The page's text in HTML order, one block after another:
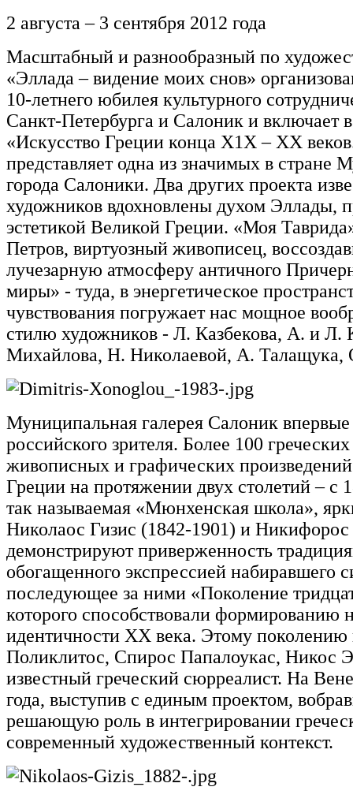
2 августа – 3 сентября 2012 года
Масштабный и разнообразный по
«Эллада – видение моих снов»
10-летнего юбилея культурного
Санкт-Петербурга и Салоник и включает
«Искусство Греции конца Х1Х – ХХ
представляет одна из значимых в стране
города Салоники. Два других проекта
художников вдохновлены духом Эллады,
эстетикой Великой Греции. «Моя
Петров, виртуозный живописец,
лучезарную атмосферу античного
миры» - туда, в энергетическое
чувствования погружает нас мощное
стилю художников - Л. Казбекова, А. и
Михайлова, Н. Николаевой, А. Талащука,
Муниципальная галерея Салоник впервые
российского зрителя. Более 100
живописных и графических
Греции на протяжении двух столетий – с
так называемая «Мюнхенская школа»,
Николаос Гизис (1842-1901) и
демонстрируют приверженность
обогащенного экспрессией набиравшего
последующее за ними «Поколение
которого способствовали формированию
идентичности ХХ века. Этому поколению
Поликлитос, Спирос Папалоукас, Никос
известный греческий сюрреалист. На
года, выступив с единым проектом,
решающую роль в интегрировании
современный художественный контекст.